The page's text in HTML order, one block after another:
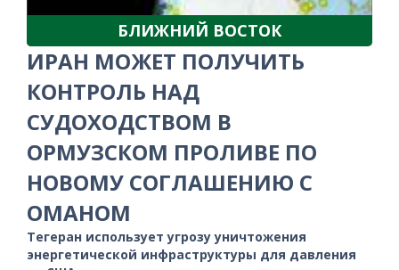
БЛИЖНИЙ ВОСТОК
ИРАН МОЖЕТ ПОЛУЧИТЬ
КОНТРОЛЬ НАД
СУДОХОДСТВОМ В
ОРМУЗСКОМ ПРОЛИВЕ ПО
НОВОМУ СОГЛАШЕНИЮ С
ОМАНОМ
Тегеран использует угрозу уничтожения
энергетической инфраструктуры для давления